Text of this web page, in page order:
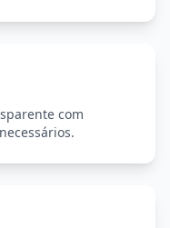
com